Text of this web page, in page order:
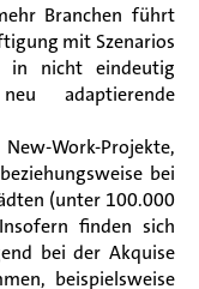
Branchen führt
mit Szenarios
in nicht eindeutig
adaptierende
Work-Projekte,
bei
(unter 100.000
finden sich
bei der Akquise
beispielsweise